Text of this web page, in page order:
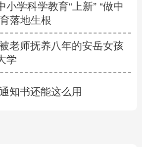
小学科学教育“上新” “做中
落地生根
老师抚养八年的安岳女孩
学
知书还能这么用